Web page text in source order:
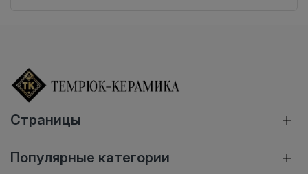
Страницы
Популярные категории